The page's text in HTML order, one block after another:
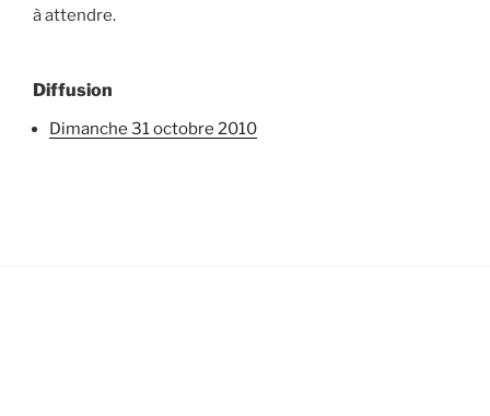
à attendre.
Diffusion
dimanche 31 octobre 2010